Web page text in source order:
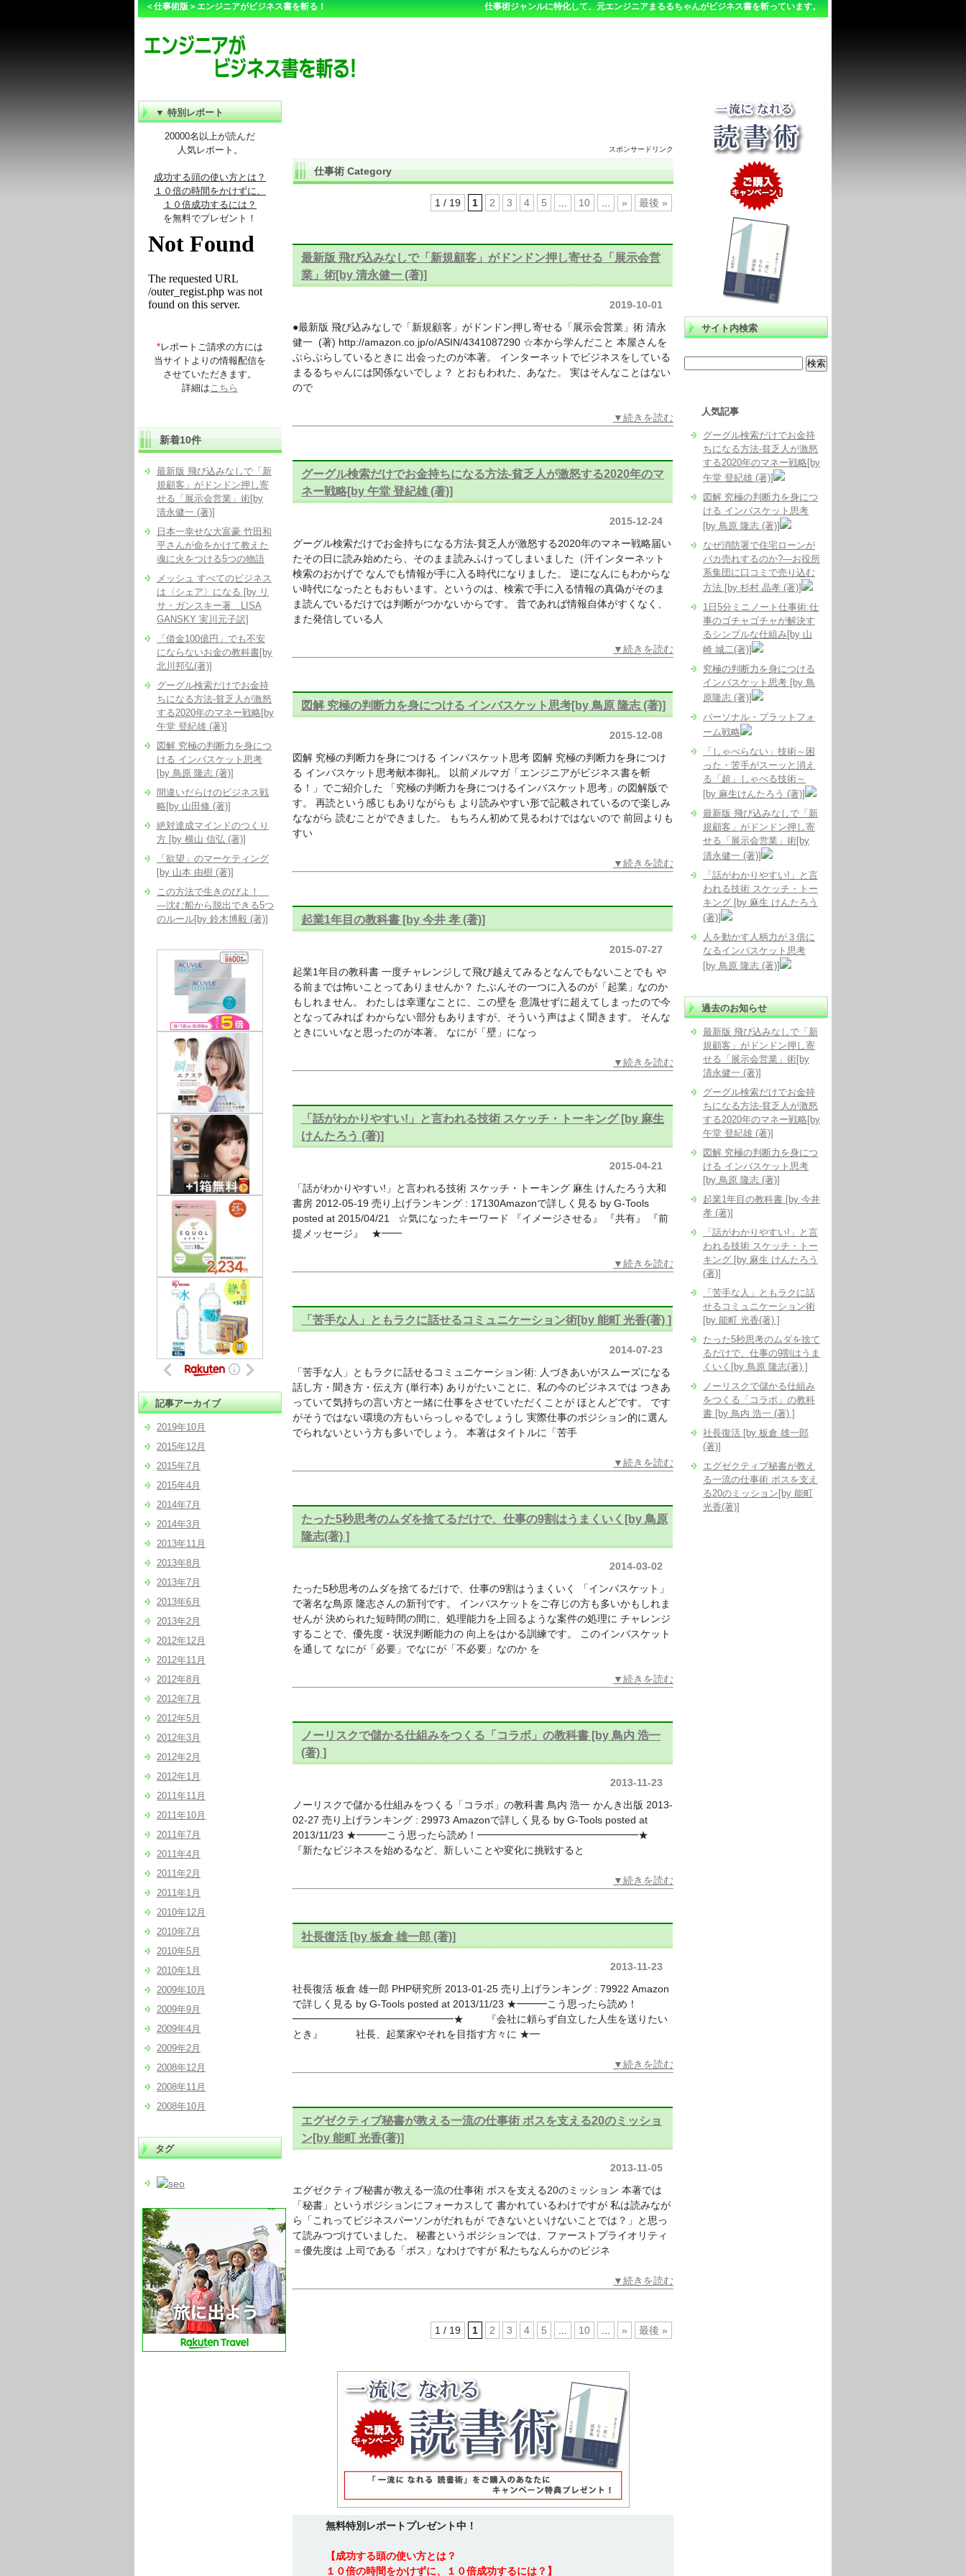
＜仕事術版＞エンジニアがビジネス書を斬る！ 仕事術ジャンルに特化して、元エンジニアまるるちゃんがビジネス書を斬っています。
スポンサードリンク
仕事術 Category
1 / 19 1 2 3 4 5 10 » 最後 »
最新版 飛び込みなしで「新規顧客」がドンドン押し寄せる「展示会営
業」術[by 清永健一 (著)]
2019-10-01
●最新版 飛び込みなしで「新規顧客」がドンドン押し寄せる「展示会営業」術 清永
健一 (著) http://amazon.co.jp/o/ASIN/4341087290 ☆本から学んだこと 本屋さんを
ぶらぶらしているときに 出会ったのが本著。 インターネットでビジネスをしている
まるるちゃんには関係ないでしょ？ とおもわれた、あなた。 実はそんなことはない
ので
▼続きを読む
グーグル検索だけでお金持ちになる方法-貧乏人が激怒する2020年のマ
ネー戦略[by 午堂 登紀雄 (著)]
2015-12-24
グーグル検索だけでお金持ちになる方法-貧乏人が激怒する2020年のマネー戦略届い
たその日に読み始めたら、そのまま読みふけってしまいました（汗インターネット
検索のおかげで なんでも情報が手に入る時代になりました。 逆になんにもわからな
い時代になったともおもいます。というのは、検索で手に入る情報の真偽がそのま
ま読んでいるだけでは判断がつかないからです。 昔であれば情報自体がすくなく、
また発信している人
▼続きを読む
図解 究極の判断力を身につける インバスケット思考[by 鳥原 隆志 (著)]
2015-12-08
図解 究極の判断力を身につける インバスケット思考 図解 究極の判断力を身につけ
る インバスケット思考献本御礼。 以前メルマガ「エンジニアがビジネス書を斬
る！」でご紹介した 「究極の判断力を身につけるインバスケット思考」の図解版で
す。 再読という感じもありながらも より読みやすい形で記載されているので楽しみ
なながら 読むことができました。 もちろん初めて見るわけではないので 前回よりも
すい
▼続きを読む
起業1年目の教科書 [by 今井 孝 (著)]
2015-07-27
起業1年目の教科書 一度チャレンジして飛び越えてみるとなんでもないことでも や
る前までは怖いことってありませんか？ たぶんその一つに入るのが「起業」なのか
もしれません。 わたしは幸運なことに、この壁を 意識せずに超えてしまったので今
となってみれば わからない部分もありますが、そういう声はよく聞きます。 そんな
ときにいいなと思ったのが本著。 なにが「壁」になっ
▼続きを読む
「話がわかりやすい!」と言われる技術 スケッチ・トーキング [by 麻生
けんたろう (著)]
2015-04-21
「話がわかりやすい!」と言われる技術 スケッチ・トーキング 麻生 けんたろう大和
書房 2012-05-19 売り上げランキング : 17130Amazonで詳しく見る by G-Tools
posted at 2015/04/21 ☆気になったキーワード 『イメージさせる』 『共有』 『前
提メッセージ』 ★━━
▼続きを読む
「苦手な人」ともラクに話せるコミュニケーション術[by 能町 光香(著) ]
2014-07-23
「苦手な人」ともラクに話せるコミュニケーション術: 人づきあいがスムーズになる
話し方・聞き方・伝え方 (単行本) ありがたいことに、私の今のビジネスでは つきあ
っていて気持ちの言い方と一緒に仕事をさせていただくことが ほとんどです。 です
がそうではない環境の方もいらっしゃるでしょうし 実際仕事のポジション的に選ん
でられないという方も多いでしょう。 本著はタイトルに「苦手
▼続きを読む
たった5秒思考のムダを捨てるだけで、仕事の9割はうまくいく[by 鳥原
隆志(著) ]
2014-03-02
たった5秒思考のムダを捨てるだけで、仕事の9割はうまくいく 「インバスケット」
で著名な鳥原 隆志さんの新刊です。 インバスケットをご存じの方も多いかもしれま
せんが 決められた短時間の間に、処理能力を上回るような案件の処理に チャレンジ
することで、優先度・状況判断能力の 向上をはかる訓練です。 このインバスケット
を通して なにが「必要」でなにが「不必要」なのか を
▼続きを読む
ノーリスクで儲かる仕組みをつくる「コラボ」の教科書 [by 鳥内 浩一
(著) ]
2013-11-23
ノーリスクで儲かる仕組みをつくる「コラボ」の教科書 鳥内 浩一 かんき出版 2013-
02-27 売り上げランキング : 29973 Amazonで詳しく見る by G-Tools posted at
2013/11/23 ★━━━こう思ったら読め！━━━━━━━━━━━━━━━━★
『新たなビジネスを始めるなど、新しいことや変化に挑戦すると
▼続きを読む
社長復活 [by 板倉 雄一郎 (著)]
2013-11-23
社長復活 板倉 雄一郎 PHP研究所 2013-01-25 売り上げランキング : 79922 Amazon
で詳しく見る by G-Tools posted at 2013/11/23 ★━━━こう思ったら読め！
━━━━━━━━━━━━━━━━★ 『会社に頼らず自立した人生を送りたい
とき』 社長、起業家やそれを目指す方々に ★━
▼続きを読む
エグゼクティブ秘書が教える一流の仕事術 ボスを支える20のミッショ
ン[by 能町 光香(著)]
2013-11-05
エグゼクティブ秘書が教える一流の仕事術 ボスを支える20のミッション 本著では
「秘書」というポジションにフォーカスして 書かれているわけですが 私は読みなが
ら「これってビジネスパーソンがだれもが できないといけないことでは？」と思っ
て読みつづけていました。 秘書というポジションでは、ファーストプライオリティ
＝優先度は 上司である「ボス」なわけですが 私たちなんらかのビジネ
▼続きを読む
1 / 19 1 2 3 4 5 10 » 最後 »
無料特別レポートプレゼント中！
【成功する頭の使い方とは？
１０倍の時間をかけずに、１０倍成功するには？】
サイト内検索
人気記事
グーグル検索だけでお金持
ちになる方法-貧乏人が激怒
する2020年のマネー戦略[by
午堂 登紀雄 (著)]
図解 究極の判断力を身につ
ける インバスケット思考
[by 鳥原 隆志 (著)]
なぜ消防署で住宅ローンが
バカ売れするのか?―お役所
系集団に口コミで売り込む
方法 [by 杉村 晶孝 (著)]
1日5分ミニノート仕事術:仕
事のゴチャゴチャが解決す
るシンプルな仕組み[by 山
崎 城二(著)]
究極の判断力を身につける
インバスケット思考 [by 鳥
原隆志 (著)]
パーソナル・プラットフォ
ーム戦略
「しゃべらない」技術～困
った・苦手がスーッと消え
る「超」しゃべる技術～
[by 麻生けんたろう (著)]
最新版 飛び込みなしで「新
規顧客」がドンドン押し寄
せる「展示会営業」術[by
清永健一 (著)]
「話がわかりやすい!」と言
われる技術 スケッチ・トー
キング [by 麻生 けんたろう
(著)]
人を動かす人柄力が３倍に
なるインバスケット思考
[by 鳥原 隆志 (著)]
過去のお知らせ
最新版 飛び込みなしで「新
規顧客」がドンドン押し寄
せる「展示会営業」術[by
清永健一 (著)]
グーグル検索だけでお金持
ちになる方法-貧乏人が激怒
する2020年のマネー戦略[by
午堂 登紀雄 (著)]
図解 究極の判断力を身につ
ける インバスケット思考
[by 鳥原 隆志 (著)]
起業1年目の教科書 [by 今井
孝 (著)]
「話がわかりやすい!」と言
われる技術 スケッチ・トー
キング [by 麻生 けんたろう
(著)]
「苦手な人」ともラクに話
せるコミュニケーション術
[by 能町 光香(著) ]
たった5秒思考のムダを捨て
るだけで、仕事の9割はうま
くいく[by 鳥原 隆志(著) ]
ノーリスクで儲かる仕組み
をつくる「コラボ」の教科
書 [by 鳥内 浩一 (著) ]
社長復活 [by 板倉 雄一郎
(著)]
エグゼクティブ秘書が教え
る一流の仕事術 ボスを支え
る20のミッション[by 能町
光香(著)]
▼ 特別レポート
20000名以上が読んだ
人気レポート。
成功する頭の使い方とは？
１０倍の時間をかけずに、
１０倍成功するには？
を無料でプレゼント！
*レポートご請求の方には
当サイトよりの情報配信を
させていただきます。
詳細はこちら
新着10件
最新版 飛び込みなしで「新
規顧客」がドンドン押し寄
せる「展示会営業」術[by
清永健一 (著)]
日本一幸せな大富豪 竹田和
平さんが命をかけて教えた
魂に火をつける5つの物語
メッシュ すべてのビジネス
は〈シェア〉になる [by リ
サ・ガンスキー著 LISA
GANSKY 実川元子訳]
「借金100億円」でも不安
にならないお金の教科書[by
北川邦弘(著)]
グーグル検索だけでお金持
ちになる方法-貧乏人が激怒
する2020年のマネー戦略[by
午堂 登紀雄 (著)]
図解 究極の判断力を身につ
ける インバスケット思考
[by 鳥原 隆志 (著)]
間違いだらけのビジネス戦
略[by 山田修 (著)]
絶対達成マインドのつくり
方 [by 横山 信弘 (著)]
「欲望」のマーケティング
[by 山本 由樹 (著)]
この方法で生きのびよ！
―沈む船から脱出できる5つ
のルール[by 鈴木博毅 (著)]
記事アーカイブ
2019年10月
2015年12月
2015年7月
2015年4月
2014年7月
2014年3月
2013年11月
2013年8月
2013年7月
2013年6月
2013年2月
2012年12月
2012年11月
2012年8月
2012年7月
2012年5月
2012年3月
2012年2月
2012年1月
2011年11月
2011年10月
2011年7月
2011年4月
2011年2月
2011年1月
2010年12月
2010年7月
2010年5月
2010年1月
2009年10月
2009年9月
2009年4月
2009年2月
2008年12月
2008年11月
2008年10月
タグ